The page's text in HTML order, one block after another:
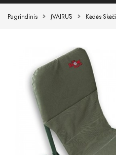
Pagrindinis ĮVAIRŪS Kėdės-